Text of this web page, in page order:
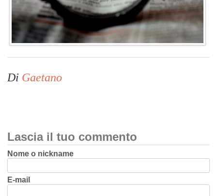
Di Gaetano
Lascia il tuo commento
Nome o nickname
E-mail